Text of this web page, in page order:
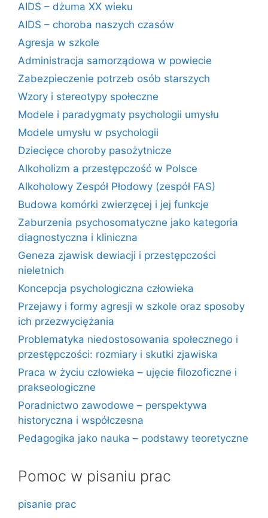
AIDS – dżuma XX wieku
AIDS – choroba naszych czasów
Agresja w szkole
Administracja samorządowa w powiecie
Zabezpieczenie potrzeb osób starszych
Wzory i stereotypy społeczne
Modele i paradygmaty psychologii umysłu
Modele umysłu w psychologii
Dziecięce choroby pasożytnicze
Alkoholizm a przestępczość w Polsce
Alkoholowy Zespół Płodowy (zespół FAS)
Budowa komórki zwierzęcej i jej funkcje
Zaburzenia psychosomatyczne jako kategoria
diagnostyczna i kliniczna
Geneza zjawisk dewiacji i przestępczości
nieletnich
Koncepcja psychologiczna człowieka
Przejawy i formy agresji w szkole oraz sposoby
ich przezwyciężania
Problematyka niedostosowania społecznego i
przestępczości: rozmiary i skutki zjawiska
Praca w życiu człowieka – ujęcie filozoficzne i
prakseologiczne
Poradnictwo zawodowe – perspektywa
historyczna i współczesna
Pedagogika jako nauka – podstawy teoretyczne
Pomoc w pisaniu prac
pisanie prac